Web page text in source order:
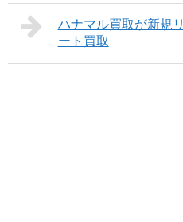
ハナマル買取が新規
ート買取